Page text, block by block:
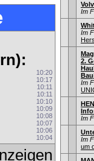
10:20
10:17
10:11
10:11
10:10
10:09
10:08
10:07
10:06
10:04
Im
Im
2.
Im
Im
Im
um